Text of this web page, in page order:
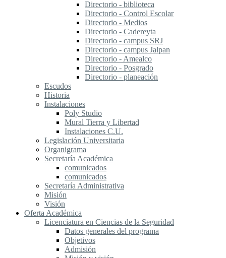
Directorio - biblioteca
Directorio - Control Escolar
Directorio - Medios
Directorio - Cadereyta
Directorio - campus SRJ
Directorio - campus Jalpan
Directorio - Amealco
Directorio - Posgrado
Directorio - planeación
Escudos
Historia
Instalaciones
Poly Studio
Mural Tierra y Libertad
Instalaciones C.U.
Legislación Universitaria
Organigrama
Secretaría Académica
comunicados
comunicados
Secretaría Administrativa
Misión
Visión
Oferta Académica
Licenciatura en Ciencias de la Seguridad
Datos generales del programa
Objetivos
Admisión